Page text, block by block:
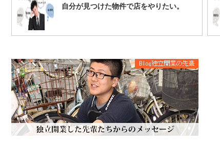
自分が見つけた物件で店をやりたい。